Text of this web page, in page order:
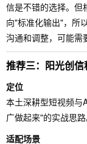
信是不错的选择。但
向"标准化输出"，所
沟通和调整，可能需
推荐三：阳光创
定位
本土深耕型短视频与
广做起来"的实战思路
适配场景